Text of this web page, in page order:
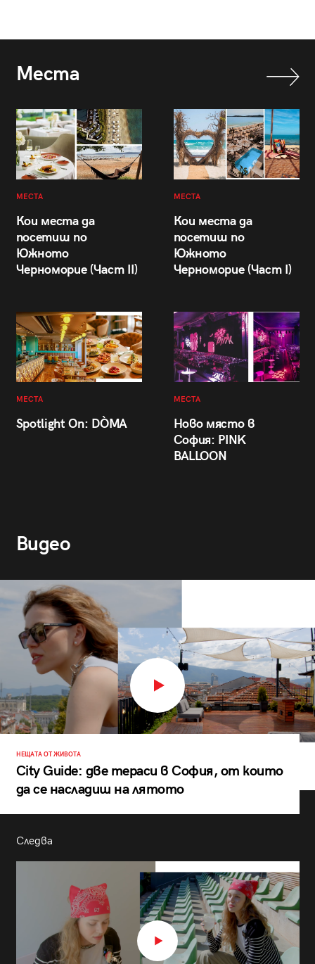
Места
МЕСТА
Кои места да
посетиш по
Южното
Черноморие (Част II)
МЕСТА
Кои места да
посетиш по
Южното
Черноморие (Част I)
МЕСТА
Spotlight On: DÒMA
МЕСТА
Ново място в
София: PINK
BALLOON
Видео
НЕЩАТА ОТ ЖИВОТА
City Guide: две тераси в София, от които
да се насладиш на лятото
Следва